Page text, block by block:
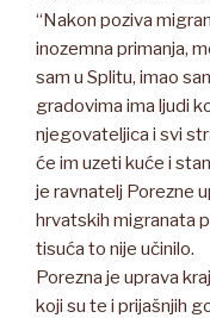
“Nakon poziva
inozemna primanja,
sam u Splitu, imao
gradovima ima ljudi
njegovateljica i svi
će im uzeti kuće i
je ravnatelj Porezne
hrvatskih migranata
tisuća to nije učinilo.
Porezna je uprava
koji su te i prijašnjih